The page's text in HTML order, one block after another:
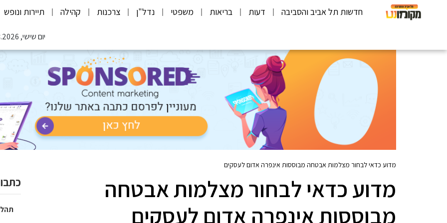
חדשות תל אביב והסביבה דעות בריאות משפטי נדל"ן צרכנות קהילה תיירות ונופש
יום שישי, 07.08.2026
מדוע כדאי לבחור מצלמות אבטחה מבוססות אינפרה אדום לעסקים
מדוע כדאי לבחור מצלמות אבטחה
מבוססות אינפרה אדום לעסקים